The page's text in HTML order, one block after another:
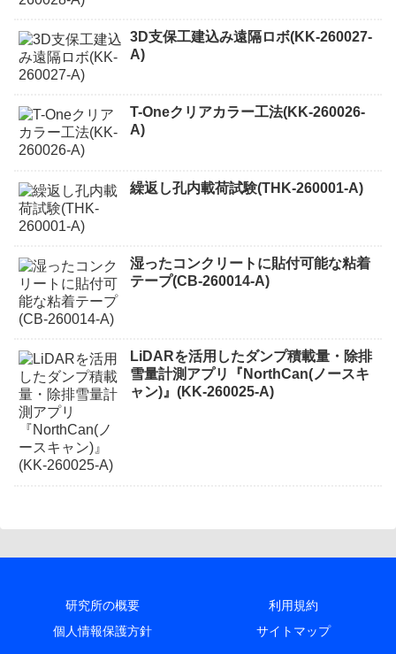
3D支保工建込み遠隔ロボ(KK-260027-
A)
T-Oneクリアカラー工法(KK-260026-
A)
繰返し孔内載荷試験(THK-260001-A)
湿ったコンクリートに貼付可能な粘着
テープ(CB-260014-A)
LiDARを活用したダンプ積載量・除排
雪量計測アプリ『NorthCan(ノースキ
ャン)』(KK-260025-A)
研究所の概要
利用規約
個人情報保護方針
サイトマップ